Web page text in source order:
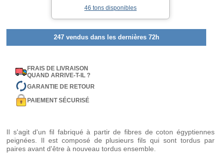
46 tons disponibles
247 vendus dans les dernières 72h
FRAIS DE LIVRAISON
QUAND ARRIVE-T-IL ?
GARANTIE DE RETOUR
PAIEMENT SÉCURISÉ
Il s'agit d'un fil fabriqué à partir de fibres de coton égyptiennes
peignées. Il est composé de plusieurs fils qui sont tordus par
paires avant d'être à nouveau tordus ensemble.